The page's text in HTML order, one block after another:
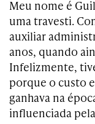
Meu nome é
uma travesti.
auxiliar
anos, quando
Infelizmente,
porque o custo
ganhava na
influenciada